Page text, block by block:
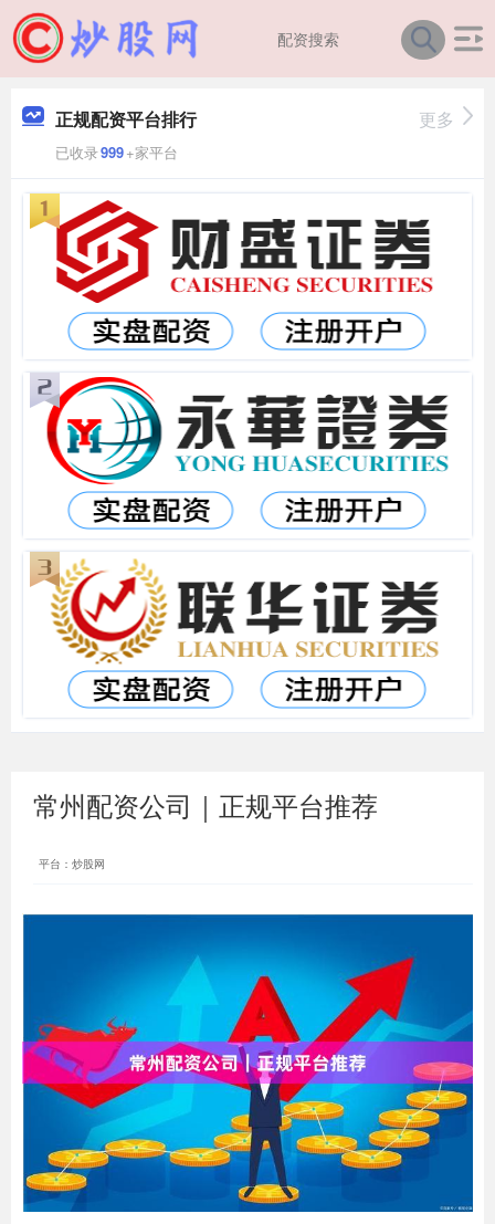
正规配资平台排行
已收录999+家平台
更多
常州配资公司｜正规平台推荐
平台：炒股网